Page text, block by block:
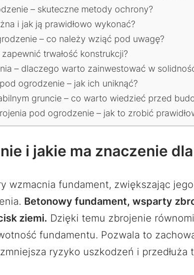
– skuteczne metody ochrony?
i jak ją prawidłowo wykonać?
– co należy wziąć pod uwagę?
trwałość konstrukcji?
– dlaczego warto zainwestować w
ogrodzenie – jak ich uniknąć?
gruncie – co warto wiedzieć przed
pod ogrodzenie – jak to zrobić
i jakie ma znaczenie
wzmacnia fundament, zwiększając
Betonowy fundament, wsparty
ziemi. Dzięki temu zbrojenie
fundamentu. Pozwala to
ryzyko uszkodzeń i przedłuża